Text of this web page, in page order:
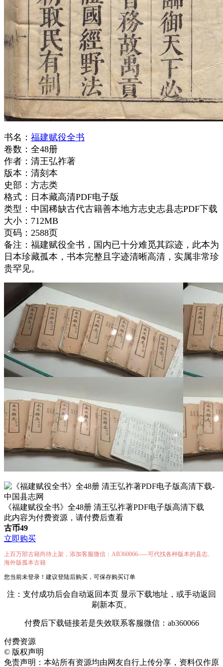
书名： 福建赋役全书
卷数：全48册
作者：清王弘祚著
版本：清刻本
史部：方志类
格式：日本藏高清PDF电子版
类型：中国稀缺古代古籍善本地方志史志县志PDF下载
大小：712MB
页码：2588页
备注：福建赋役全书，国内已十分难觅其踪迹，此本为
日本珍藏孤本，书本完整且字迹清晰高清，实属非常珍
贵罕见。
《福建赋役全书》全48册 清王弘祚著PDF电子版高清下载
此内容为付费资源，请付费后查看
古币49
立即购买
上百万部古籍尚待上架，添加客服微信：AB360066-----可代找各种版本的县志、
海外版孤本古籍
您当前未登录！建议登陆后购买，可保存购买订单
注：支付成功后会自动返回本页 显示下载地址，或手动返回
刷新本页。
付费后下载链接若是失效联系客服微信：ab360066
付费资源
© 版权声明
免责声明：本站所有资源均由网友自行上传分享，资料仅作原